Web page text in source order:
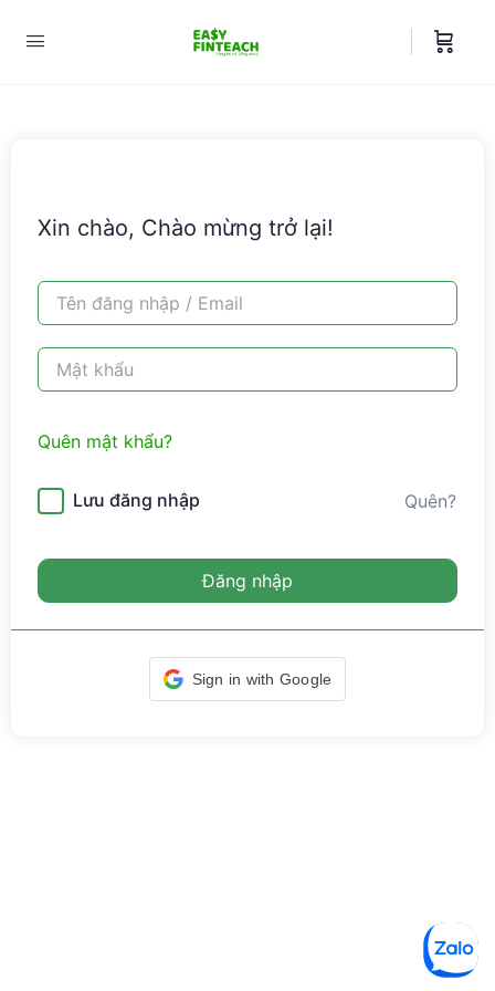
Xin chào, Chào mừng trở lại!
Quên mật khẩu?
Lưu đăng nhập Quên?
Đăng nhập
Sign in with Google